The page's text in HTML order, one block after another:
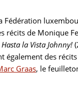
Fédération
récits de Monique
Hasta la Vista Johnny!
des
Graas, le